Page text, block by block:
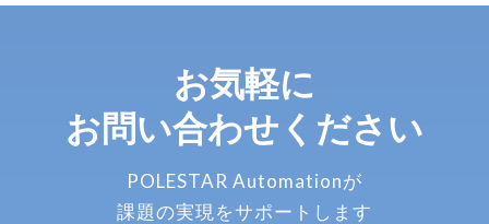
お気軽に
お問い合わせください
POLESTAR Automationが
課題の実現をサポートします